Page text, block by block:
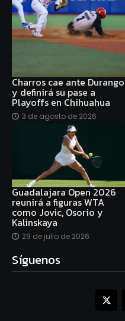
Charros cae ante Durango
y definirá su pase a
Playoffs en Chihuahua
3 de agosto de 2026
Guadalajara Open 2026
reunirá a figuras WTA
como Jovic, Osorio y
Kalinskaya
29 de julio de 2026
Síguenos